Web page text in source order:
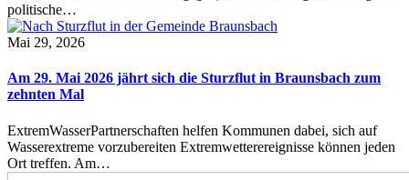
politische…
Mai 29, 2026
Am 29. Mai 2026 jährt sich die Sturzflut in Braunsbach zum
zehnten Mal
ExtremWasserPartnerschaften helfen Kommunen dabei, sich auf
Wasserextreme vorzubereiten Extremwetterereignisse können jeden
Ort treffen. Am…